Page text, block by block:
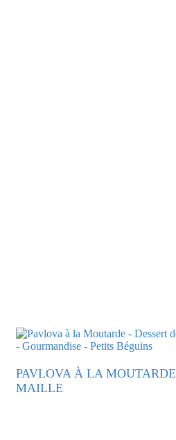
PAVLOVA À LA MOUTARDE
MAILLE